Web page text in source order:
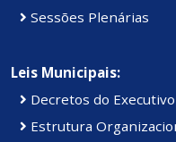
Sessões Plenárias
Leis Municipais:
Decretos do Executivo
Estrutura